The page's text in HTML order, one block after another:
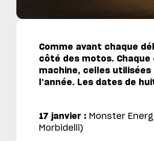
Comme avant chaque
côté des motos.
machine, celles
l’année. Les dates de
17 janvier : Monster
Morbidelli)